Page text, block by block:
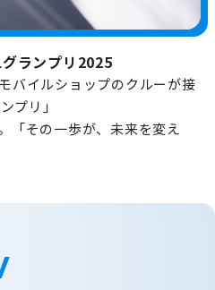
ランプリ2025
バイルショップのクルーが接
プリ」
「その一歩が、未来を変え